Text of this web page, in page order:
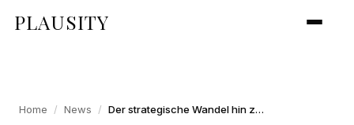
PLAUSITY
Home / News / Der strategische Wandel hin zu Due-Diligence-Automatisierungstools bei M&A